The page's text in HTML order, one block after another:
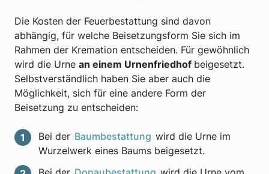
Die Kosten der Feuerbestattung sind davon
abhängig, für welche Beisetzungsform Sie sich im
Rahmen der Kremation entscheiden. Für gewöhnlich
wird die Urne an einem Urnenfriedhof beigesetzt.
Selbstverständlich haben Sie aber auch die
Möglichkeit, sich für eine andere Form der
Beisetzung zu entscheiden:
Bei der Baumbestattung wird die Urne im
Wurzelwerk eines Baums beigesetzt.